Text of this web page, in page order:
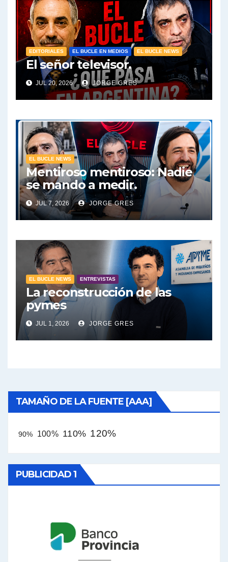
EDITORIALES EL BUCLE EN MEDIOS EL BUCLE NEWS
El señor televisor.
JUL 20, 2026 JORGE GRES
EL BUCLE NEWS
Mentiroso mentiroso: Nadie
se mando a medir.
JUL 7, 2026 JORGE GRES
EL BUCLE NEWS ENTREVISTAS
La reconstrucción de las
pymes
JUL 1, 2026 JORGE GRES
TAMAÑO DE LA FUENTE [AAA]
90% 100% 110% 120%
PUBLICIDAD 1